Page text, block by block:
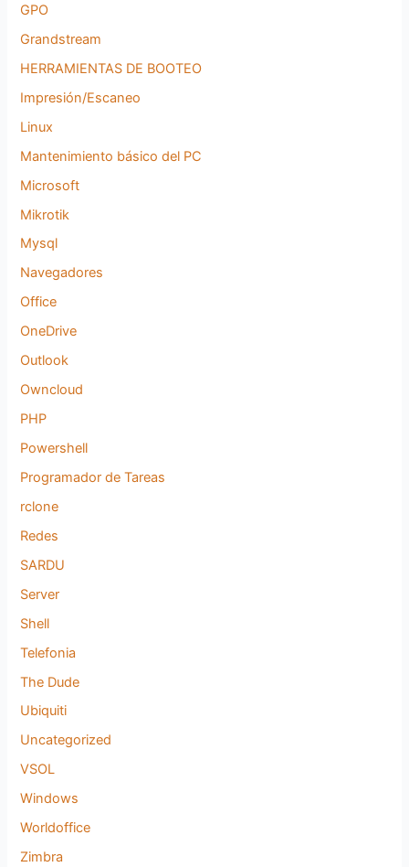
GPO
Grandstream
HERRAMIENTAS DE BOOTEO
Impresión/Escaneo
Linux
Mantenimiento básico del PC
Microsoft
Mikrotik
Mysql
Navegadores
Office
OneDrive
Outlook
Owncloud
PHP
Powershell
Programador de Tareas
rclone
Redes
SARDU
Server
Shell
Telefonia
The Dude
Ubiquiti
Uncategorized
VSOL
Windows
Worldoffice
Zimbra